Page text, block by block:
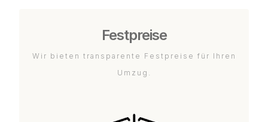
Festpreise
Wir bieten transparente Festpreise für Ihren
Umzug.